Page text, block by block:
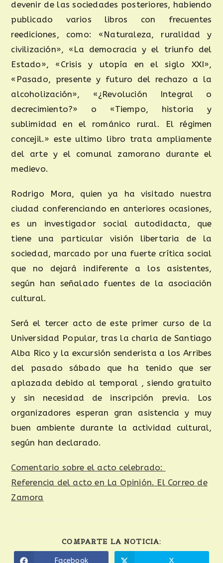
devenir de las sociedades posteriores, habiendo
publicado varios libros con frecuentes
reediciones, como: «Naturaleza, ruralidad y
civilización», «La democracia y el triunfo del
Estado», «Crisis y utopía en el siglo XXI»,
«Pasado, presente y futuro del rechazo a la
alcoholización», «¿Revolución Integral o
decrecimiento?» o «Tiempo, historia y
sublimidad en el románico rural. El régimen
concejil.» este ultimo libro trata ampliamente
del arte y el comunal zamorano durante el
medievo.
Rodrigo Mora, quien ya ha visitado nuestra
ciudad conferenciando en anteriores ocasiones,
es un investigador social autodidacta, que
tiene una particular visión libertaria de la
sociedad, marcado por una fuerte crítica social
que no dejará indiferente a los asistentes,
según han señalado fuentes de la asociación
cultural.
Será el tercer acto de este primer curso de la
Universidad Popular, tras la charla de Santiago
Alba Rico y la excursión senderista a los Arribes
del pasado sábado que ha tenido que ser
aplazada debido al temporal , siendo gratuito
y sin necesidad de inscripción previa. Los
organizadores esperan gran asistencia y muy
buen ambiente durante la actividad cultural,
según han declarado.
Comentario sobre el acto celebrado:
Referencia del acto en La Opinión. El Correo de
Zamora
COMPARTE LA NOTICIA:
Facebook X